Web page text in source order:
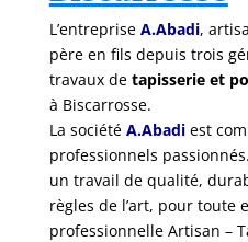
L’entreprise A.Abadi,
père en fils depuis trois
travaux de tapisserie et
à Biscarrosse.
La société A.Abadiest
professionnels
un travail de qualité,
règles de l’art, pour toute
professionnelle Artisan –